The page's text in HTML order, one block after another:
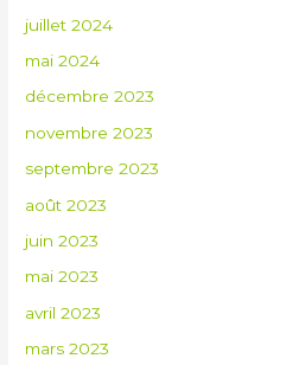
juillet 2024
mai 2024
décembre 2023
novembre 2023
septembre 2023
août 2023
juin 2023
mai 2023
avril 2023
mars 2023